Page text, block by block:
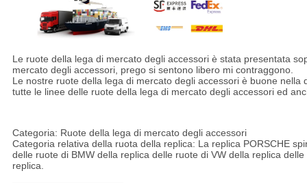
Le ruote della lega di mercato degli accessori è stata presentata
mercato degli accessori, prego si sentono libero mi contraggono.
Le nostre ruote della lega di mercato degli accessori è buone
tutte le linee delle ruote della lega di mercato degli accessori ed
Categoria: Ruote della lega di mercato degli accessori
Categoria relativa della ruota della replica: La replica PORSCHE
delle ruote di BMW della replica delle ruote di VW della replica
replica.